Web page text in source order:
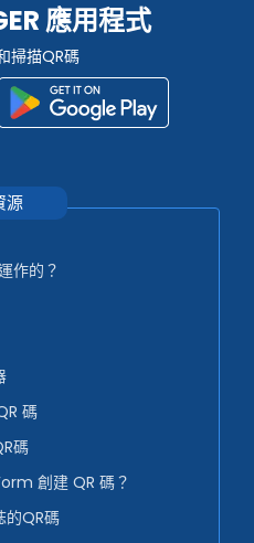
應用程式
掃描QR碼
源
作的？
碼
碼
創建 QR 碼？
的QR碼